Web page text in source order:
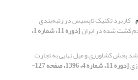
کاربرد تکنیک تاپسیس در رتبه‌بندی
کشت‌ شده در ایران [دوره 11، شماره 1،
بخش کشاورزی و میل نهایی به تجارت
[دوره 11، شماره 4، 1396، صفحه 127-